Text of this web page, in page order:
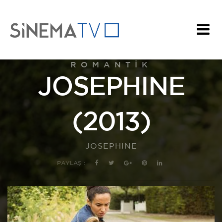
ROMANTIK
JOSEPHINE
(2013)
JOSEPHINE
PAYLAŞ :